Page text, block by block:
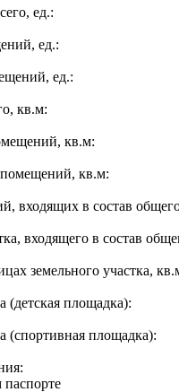
ед.:
ед.:
ед.:
кв.м:
кв.м:
кв.м:
входящих в состав
входящего в состав
земельного участка,
(детская площадка):
(спортивная площадка):
паспорте